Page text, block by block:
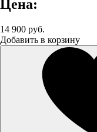
Цена:
14 900 руб.
Добавить в корзину